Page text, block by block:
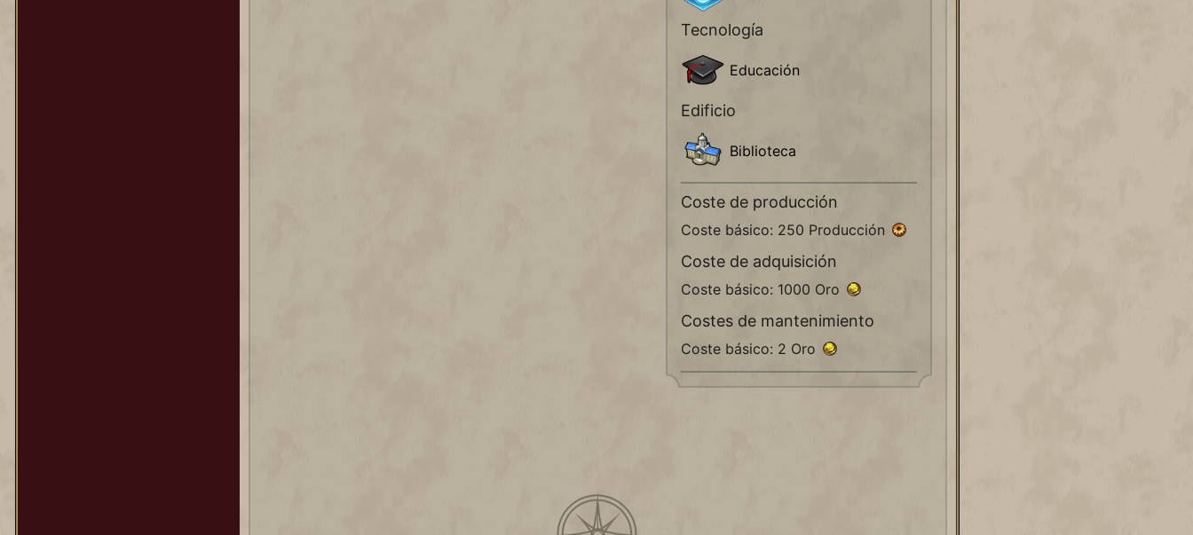
Tecnología
Educación
Edificio
Biblioteca
Coste de producción
Coste básico: 250 Producción
Coste de adquisición
Coste básico: 1000 Oro
Costes de mantenimiento
Coste básico: 2 Oro